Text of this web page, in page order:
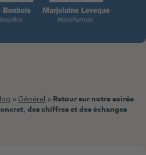
» Général » Retour sur notre soirée
des chiffres et des échanges